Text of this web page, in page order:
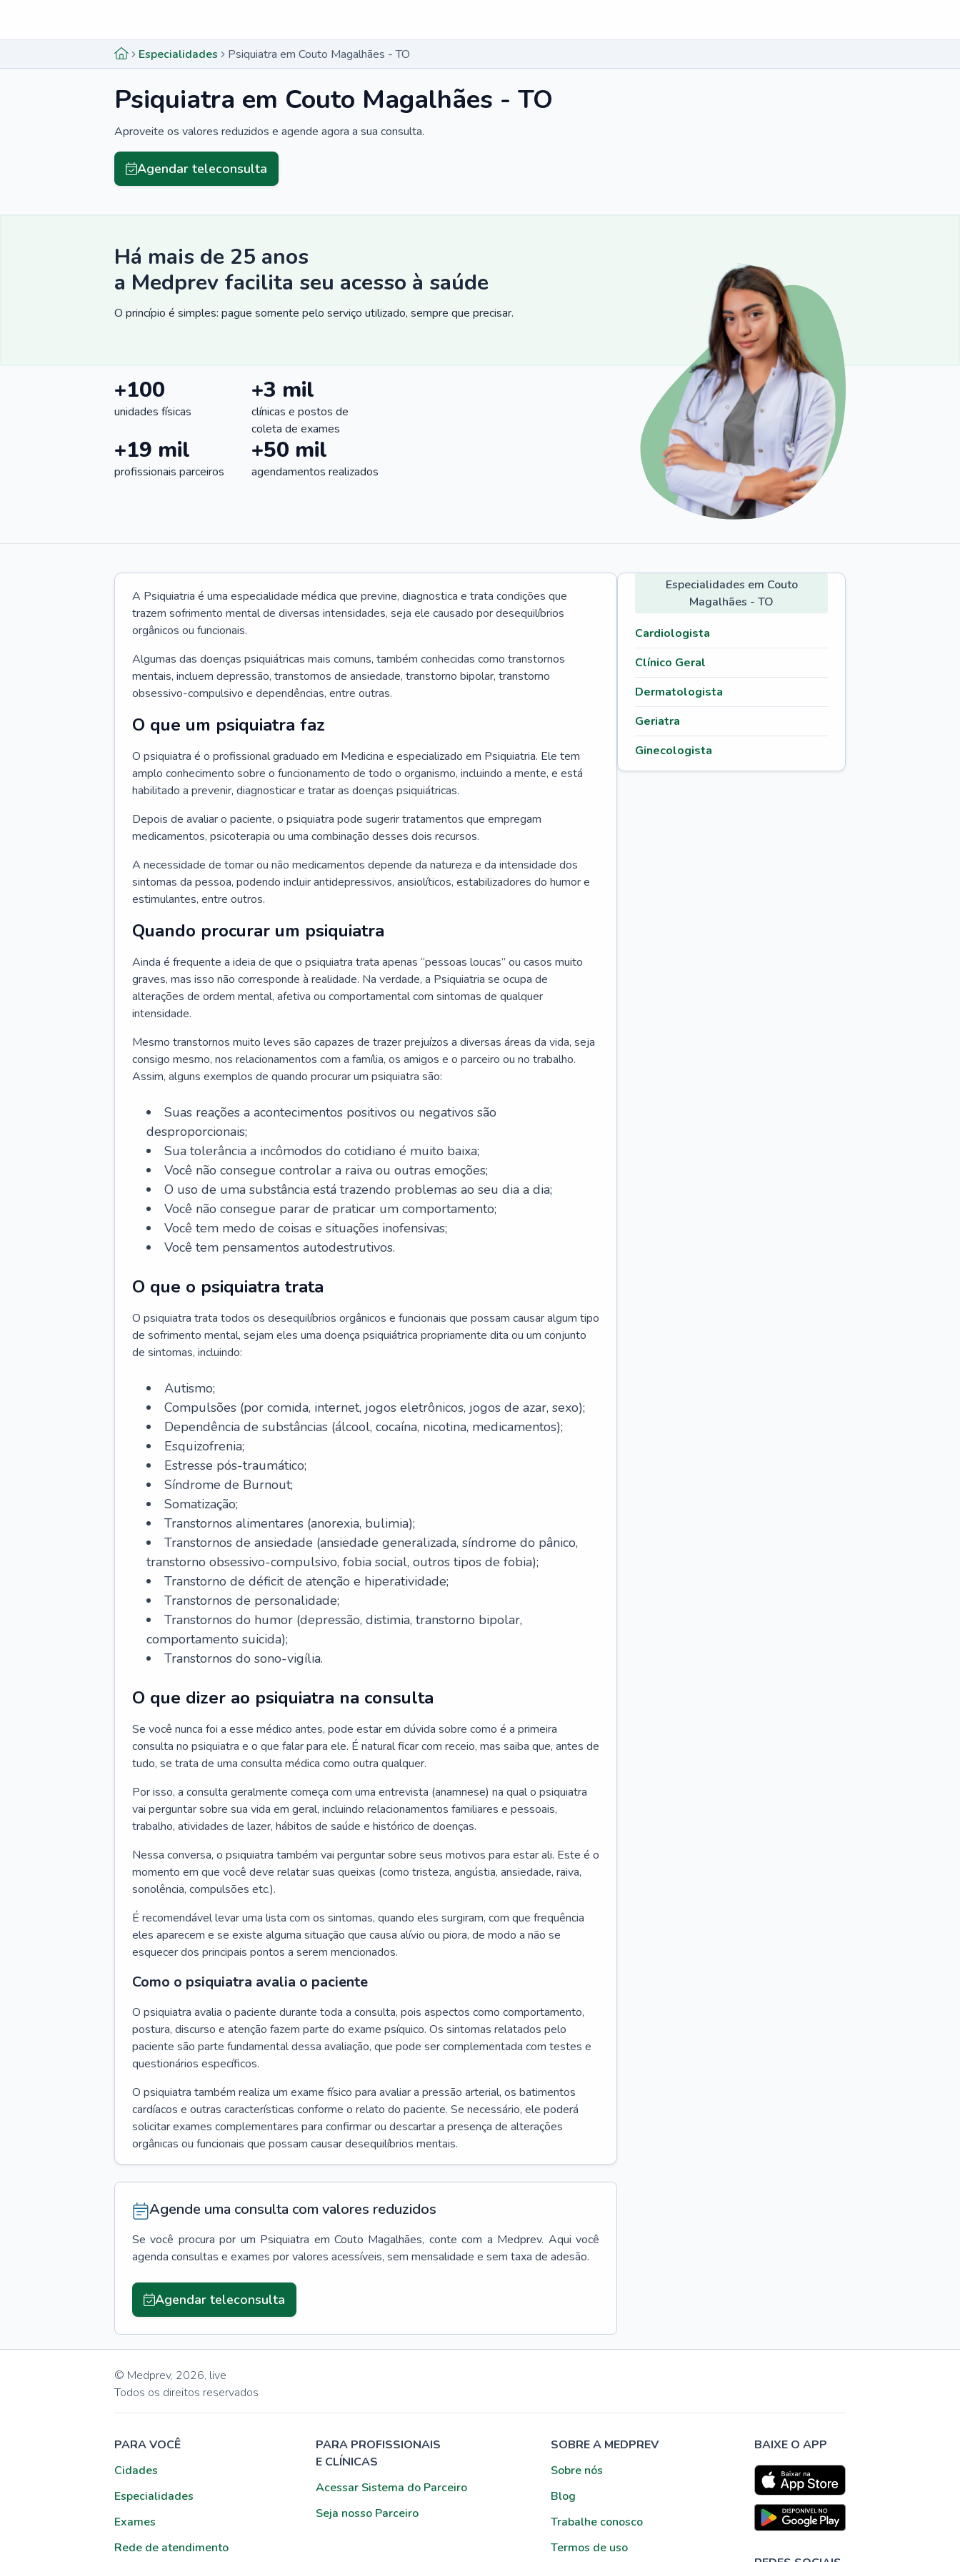
Especialidades Psiquiatra em Couto Magalhães - TO
Psiquiatra em Couto Magalhães - TO
Aproveite os valores reduzidos e agende agora a sua consulta.
Agendar teleconsulta
Há mais de 25 anos
a Medprev facilita seu acesso à saúde
O princípio é simples: pague somente pelo serviço utilizado, sempre que precisar.
+100
unidades físicas
+3 mil
clínicas e postos de
coleta de exames
+19 mil
profissionais parceiros
+50 mil
agendamentos realizados
A Psiquiatria é uma especialidade médica que previne, diagnostica e trata condições que
trazem sofrimento mental de diversas intensidades, seja ele causado por desequilíbrios
orgânicos ou funcionais.
Algumas das doenças psiquiátricas mais comuns, também conhecidas como transtornos
mentais, incluem depressão, transtornos de ansiedade, transtorno bipolar, transtorno
obsessivo-compulsivo e dependências, entre outras.
O que um psiquiatra faz
O psiquiatra é o profissional graduado em Medicina e especializado em Psiquiatria. Ele tem
amplo conhecimento sobre o funcionamento de todo o organismo, incluindo a mente, e está
habilitado a prevenir, diagnosticar e tratar as doenças psiquiátricas.
Depois de avaliar o paciente, o psiquiatra pode sugerir tratamentos que empregam
medicamentos, psicoterapia ou uma combinação desses dois recursos.
A necessidade de tomar ou não medicamentos depende da natureza e da intensidade dos
sintomas da pessoa, podendo incluir antidepressivos, ansiolíticos, estabilizadores do humor e
estimulantes, entre outros.
Quando procurar um psiquiatra
Ainda é frequente a ideia de que o psiquiatra trata apenas “pessoas loucas” ou casos muito
graves, mas isso não corresponde à realidade. Na verdade, a Psiquiatria se ocupa de
alterações de ordem mental, afetiva ou comportamental com sintomas de qualquer
intensidade.
Mesmo transtornos muito leves são capazes de trazer prejuízos a diversas áreas da vida, seja
consigo mesmo, nos relacionamentos com a família, os amigos e o parceiro ou no trabalho.
Assim, alguns exemplos de quando procurar um psiquiatra são:
Suas reações a acontecimentos positivos ou negativos são
desproporcionais;
Sua tolerância a incômodos do cotidiano é muito baixa;
Você não consegue controlar a raiva ou outras emoções;
O uso de uma substância está trazendo problemas ao seu dia a dia;
Você não consegue parar de praticar um comportamento;
Você tem medo de coisas e situações inofensivas;
Você tem pensamentos autodestrutivos.
O que o psiquiatra trata
O psiquiatra trata todos os desequilíbrios orgânicos e funcionais que possam causar algum tipo
de sofrimento mental, sejam eles uma doença psiquiátrica propriamente dita ou um conjunto
de sintomas, incluindo:
Autismo;
Compulsões (por comida, internet, jogos eletrônicos, jogos de azar, sexo);
Dependência de substâncias (álcool, cocaína, nicotina, medicamentos);
Esquizofrenia;
Estresse pós-traumático;
Síndrome de Burnout;
Somatização;
Transtornos alimentares (anorexia, bulimia);
Transtornos de ansiedade (ansiedade generalizada, síndrome do pânico,
transtorno obsessivo-compulsivo, fobia social, outros tipos de fobia);
Transtorno de déficit de atenção e hiperatividade;
Transtornos de personalidade;
Transtornos do humor (depressão, distimia, transtorno bipolar,
comportamento suicida);
Transtornos do sono-vigília.
O que dizer ao psiquiatra na consulta
Se você nunca foi a esse médico antes, pode estar em dúvida sobre como é a primeira
consulta no psiquiatra e o que falar para ele. É natural ficar com receio, mas saiba que, antes de
tudo, se trata de uma consulta médica como outra qualquer.
Por isso, a consulta geralmente começa com uma entrevista (anamnese) na qual o psiquiatra
vai perguntar sobre sua vida em geral, incluindo relacionamentos familiares e pessoais,
trabalho, atividades de lazer, hábitos de saúde e histórico de doenças.
Nessa conversa, o psiquiatra também vai perguntar sobre seus motivos para estar ali. Este é o
momento em que você deve relatar suas queixas (como tristeza, angústia, ansiedade, raiva,
sonolência, compulsões etc.).
É recomendável levar uma lista com os sintomas, quando eles surgiram, com que frequência
eles aparecem e se existe alguma situação que causa alívio ou piora, de modo a não se
esquecer dos principais pontos a serem mencionados.
Como o psiquiatra avalia o paciente
O psiquiatra avalia o paciente durante toda a consulta, pois aspectos como comportamento,
postura, discurso e atenção fazem parte do exame psíquico. Os sintomas relatados pelo
paciente são parte fundamental dessa avaliação, que pode ser complementada com testes e
questionários específicos.
O psiquiatra também realiza um exame físico para avaliar a pressão arterial, os batimentos
cardíacos e outras características conforme o relato do paciente. Se necessário, ele poderá
solicitar exames complementares para confirmar ou descartar a presença de alterações
orgânicas ou funcionais que possam causar desequilíbrios mentais.
Agende uma consulta com valores reduzidos
Se você procura por um Psiquiatra em Couto Magalhães, conte com a Medprev. Aqui você
agenda consultas e exames por valores acessíveis, sem mensalidade e sem taxa de adesão.
Agendar teleconsulta
Especialidades em Couto
Magalhães - TO
Cardiologista
Clínico Geral
Dermatologista
Geriatra
Ginecologista
© Medprev, 2026, live
Todos os direitos reservados
PARA VOCÊ
Cidades
Especialidades
Exames
Rede de atendimento
PARA PROFISSIONAIS
E CLÍNICAS
Acessar Sistema do Parceiro
Seja nosso Parceiro
SOBRE A MEDPREV
Sobre nós
Blog
Trabalhe conosco
Termos de uso
BAIXE O APP